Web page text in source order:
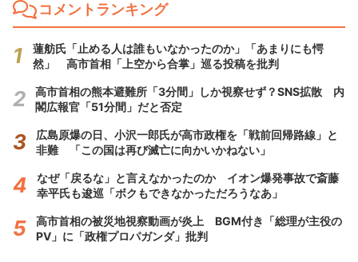
コメントランキング
蓮舫氏「止める人は誰もいなかったのか」「あまりにも愕
然」 高市首相「上空から合掌」巡る投稿を批判
高市首相の熊本避難所「3分間」しか視察せず？SNS拡散 内
閣広報官「51分間」だと否定
広島原爆の日、小沢一郎氏が高市政権を「戦前回帰路線」と
非難 「この国は再び滅亡に向かいかねない」
なぜ「戻るな」と言えなかったのか イオン爆発事故で斎藤
幸平氏も逡巡「ボクもできなかっただろうなあ」
高市首相の被災地視察動画が炎上 BGM付き「総理が主役の
PV」に「政権プロパガンダ」批判